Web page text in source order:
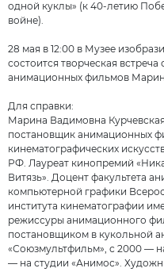
одной куклы» (к 40-летию
войне).
28 мая в 12:00 в Музее
состоится творческая
анимационных фильмов
Для справки:
Марина Вадимовна
постановщик анимационных
кинематографических
РФ. Лауреат кинопремий
Витязь». Доцент факультета
компьютерной графики
института кинематографии
режиссуры анимационного
постановщиком в кукольной
«Союзмультфильм», с 2000 —
— на студии «Анимос».